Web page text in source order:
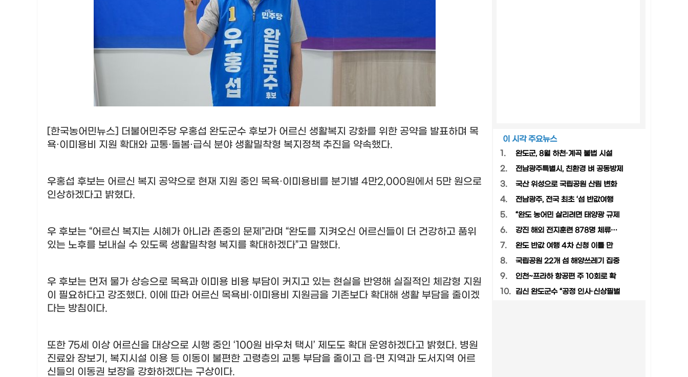
[한국농어민뉴스] 더불어민주당 우홍섭 완도군수 후보가 어르신 생활복지 강화를 위한 공약을 발표하며 목
욕·이미용비 지원 확대와 교통·돌봄·급식 분야 생활밀착형 복지정책 추진을 약속했다.
우홍섭 후보는 어르신 복지 공약으로 현재 지원 중인 목욕·이미용비를 분기별 4만2,000원에서 5만 원으로
인상하겠다고 밝혔다.
우 후보는 “어르신 복지는 시혜가 아니라 존중의 문제 ”라며 “완도를 지켜오신 어르신들이 더 건강하고 품위
있는 노후를 보내실 수 있도록 생활밀착형 복지를 확대하겠다”고 말했다.
우 후보는 먼저 물가 상승으로 목욕과 이미용 비용 부담이 커지고 있는 현실을 반영해 실질적인 체감형 지원
이 필요하다고 강조했다. 이에 따라 어르신 목욕비 ·이미용비 지원금을 기존보다 확대해 생활 부담을 줄이겠
다는 방침이다.
또한 75세 이상 어르신을 대상으로 시행 중인 ‘100원 바우처 택시 ’ 제도도 확대 운영하겠다고 밝혔다. 병원
진료와 장보기 , 복지시설 이용 등 이동이 불편한 고령층의 교통 부담을 줄이고 읍·면 지역과 도서지역 어르
신들의 이동권 보장을 강화하겠다는 구상이다.
이 시각 주요뉴스
1.
완도군, 8월 하천·계곡 불법 시설
2. 전남광주특별시, 친환경 벼 공동방제
3. 국산 위성으로 국립공원 산림 변화
4. 전남광주, 전국 최초 ‘섬 반값여행
5. “완도 농어민 살리려면 태양광 규제
6. 강진 해외 전지훈련 878명 체류…
7. 완도 반값 여행 4차 신청 이틀 만
8. 국립공원 22개 섬 해양쓰레기 집중
9. 인천~프라하 항공편 주 10회로 확
10. 김신 완도군수 “공정 인사·신상필벌